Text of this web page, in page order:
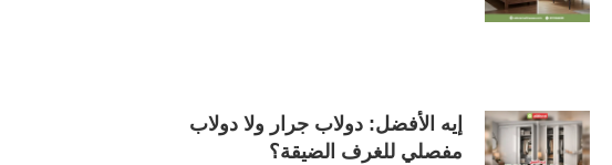
إيه الأفضل: دولاب جرار ولا دولاب
مفصلي للغرف الضيقة؟